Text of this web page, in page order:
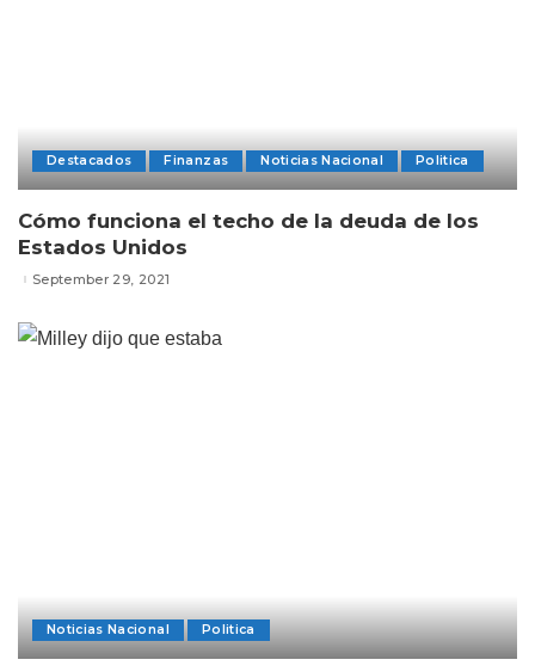
Destacados Finanzas Noticias Nacional Politica
Cómo funciona el techo de la deuda de los
Estados Unidos
September 29, 2021
Noticias Nacional Politica